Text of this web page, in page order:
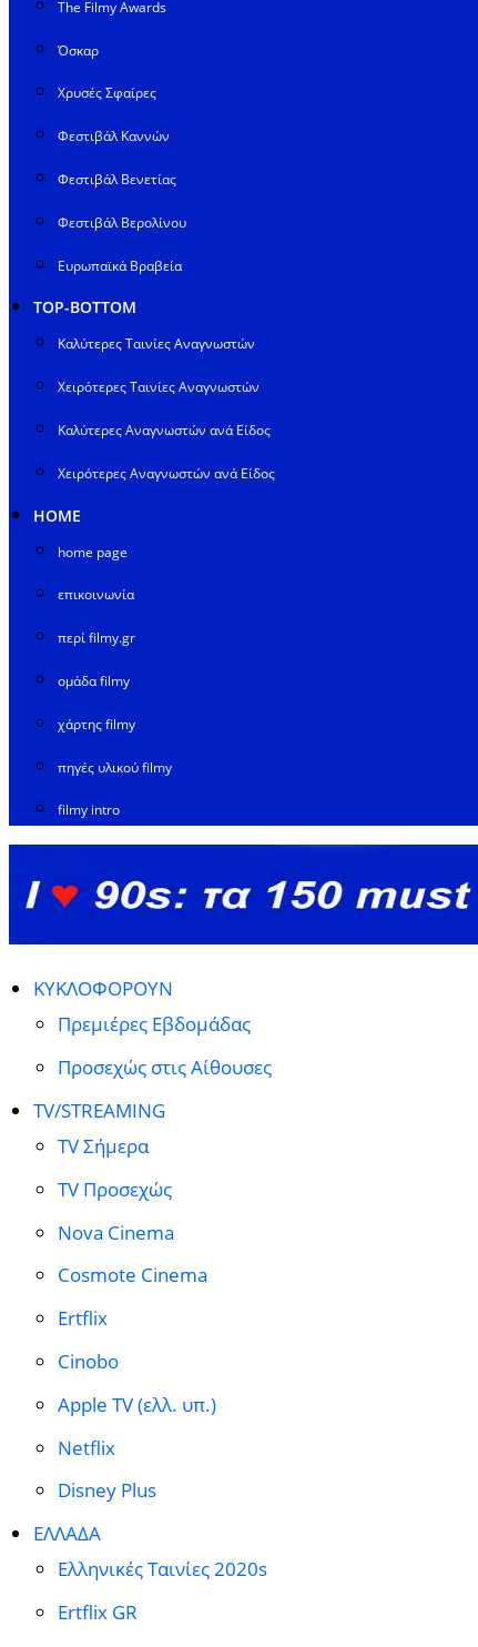
The Filmy Awards
Όσκαρ
Χρυσές Σφαίρες
Φεστιβάλ Καννών
Φεστιβάλ Βενετίας
Φεστιβάλ Βερολίνου
Ευρωπαϊκά Βραβεία
TOP-BOTTOM
Καλύτερες Ταινίες Αναγνωστών
Χειρότερες Ταινίες Αναγνωστών
Καλύτερες Αναγνωστών ανά Είδος
Χειρότερες Αναγνωστών ανά Είδος
HOME
home page
επικοινωνία
περί filmy.gr
ομάδα filmy
χάρτης filmy
πηγές υλικού filmy
filmy intro
ΚΥΚΛΟΦΟΡΟΥΝ
Πρεμιέρες Εβδομάδας
Προσεχώς στις Αίθουσες
TV/STREAMING
TV Σήμερα
TV Προσεχώς
Nova Cinema
Cosmote Cinema
Ertflix
Cinobo
Apple TV (ελλ. υπ.)
Netflix
Disney Plus
ΕΛΛΑΔΑ
Ελληνικές Ταινίες 2020s
Ertflix GR